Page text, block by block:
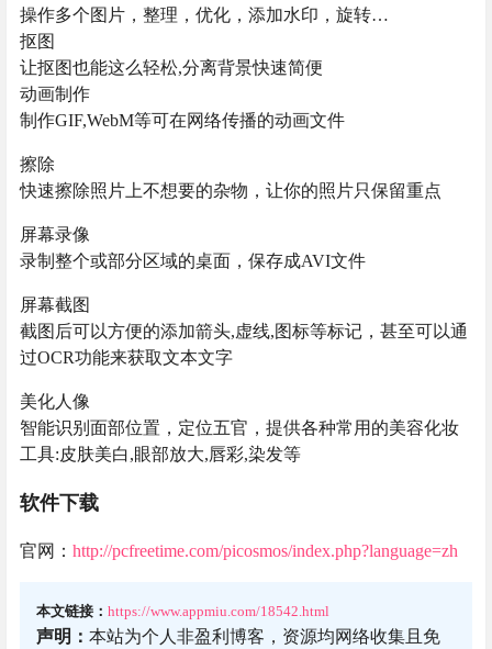
操作多个图片，整理，优化，添加水印，旋转…
抠图
让抠图也能这么轻松,分离背景快速简便
动画制作
制作GIF,WebM等可在网络传播的动画文件
擦除
快速擦除照片上不想要的杂物，让你的照片只保留重点
屏幕录像
录制整个或部分区域的桌面，保存成AVI文件
屏幕截图
截图后可以方便的添加箭头,虚线,图标等标记，甚至可以通
过OCR功能来获取文本文字
美化人像
智能识别面部位置，定位五官，提供各种常用的美容化妆
工具:皮肤美白,眼部放大,唇彩,染发等
软件下载
官网： http://pcfreetime.com/picosmos/index.php?language=zh
本文链接： https://www.appmiu.com/18542.html
声明： 本站为个人非盈利博客，资源均网络收集且免